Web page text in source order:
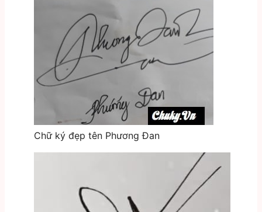
Chữ ký đẹp tên Phương Đan